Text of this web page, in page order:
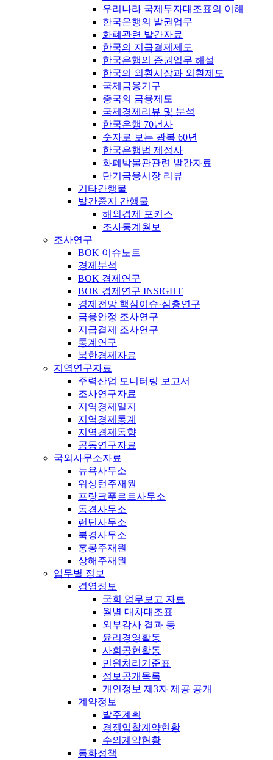
우리나라 국제투자대조표의 이해
한국은행의 발권업무
화폐관련 발간자료
한국의 지급결제제도
한국은행의 증권업무 해설
한국의 외환시장과 외환제도
국제금융기구
중국의 금융제도
국제경제리뷰 및 분석
한국은행 70년사
숫자로 보는 광복 60년
한국은행법 제정사
화폐박물관관련 발간자료
단기금융시장 리뷰
기타간행물
발간중지 간행물
해외경제 포커스
조사통계월보
조사연구
BOK 이슈노트
경제분석
BOK 경제연구
BOK 경제연구 INSIGHT
경제전망 핵심이슈·심층연구
금융안정 조사연구
지급결제 조사연구
통계연구
북한경제자료
지역연구자료
주력산업 모니터링 보고서
조사연구자료
지역경제일지
지역경제통계
지역경제동향
공동연구자료
국외사무소자료
뉴욕사무소
워싱턴주재원
프랑크푸르트사무소
동경사무소
런던사무소
북경사무소
홍콩주재원
상해주재원
업무별 정보
경영정보
국회 업무보고 자료
월별 대차대조표
외부감사 결과 등
윤리경영활동
사회공헌활동
민원처리기준표
정보공개목록
개인정보 제3자 제공 공개
계약정보
발주계획
경쟁입찰계약현황
수의계약현황
통화정책